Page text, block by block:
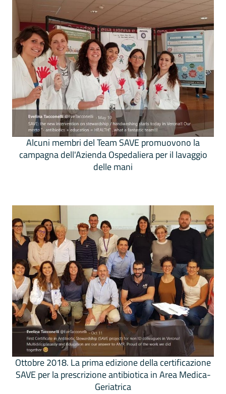
Alcuni membri del Team SAVE promuovono la
campagna dell'Azienda Ospedaliera per il lavaggio
delle mani
Ottobre 2018. La prima edizione della certificazione
SAVE per la prescrizione antibiotica in Area Medica-
Geriatrica